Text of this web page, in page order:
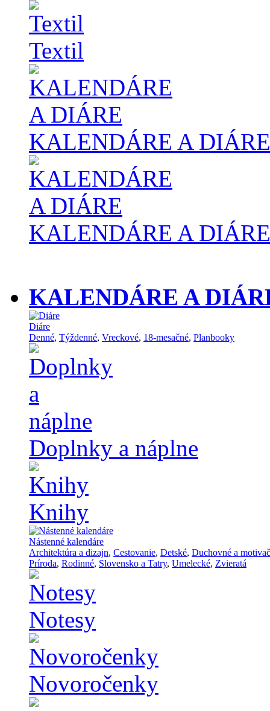
Textil
KALENDÁRE A DIÁRE
KALENDÁRE A DIÁRE
KALENDÁRE A
Diáre
Denné, Týždenné, Vreckové, 18-mesačné, Planbooky
Doplnky a náplne
Knihy
Nástenné kalendáre
Architektúra a dizajn, Cestovanie, Detské, Duchovné a
Príroda, Rodinné, Slovensko a Tatry, Umelecké, Zvieratá
Notesy
Novoročenky